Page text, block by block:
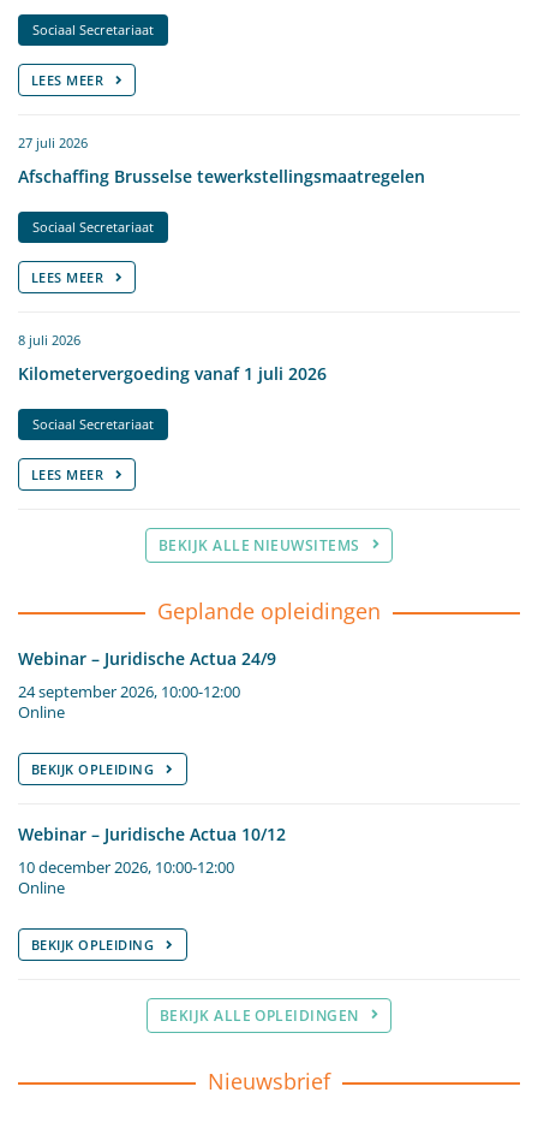
Sociaal Secretariaat
LEES MEER
27 juli 2026
Afschaffing Brusselse tewerkstellingsmaatregelen
Sociaal Secretariaat
LEES MEER
8 juli 2026
Kilometervergoeding vanaf 1 juli 2026
Sociaal Secretariaat
LEES MEER
BEKIJK ALLE NIEUWSITEMS
Geplande opleidingen
Webinar – Juridische Actua 24/9
24 september 2026, 10:00-12:00
Online
BEKIJK OPLEIDING
Webinar – Juridische Actua 10/12
10 december 2026, 10:00-12:00
Online
BEKIJK OPLEIDING
BEKIJK ALLE OPLEIDINGEN
Nieuwsbrief